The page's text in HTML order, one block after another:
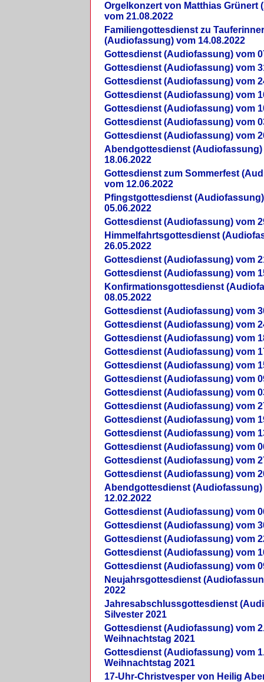
Orgelkonzert von Matthias Grünert
vom 21.08.2022
Familiengottesdienst zu
(Audiofassung) vom 14.08.2022
Gottesdienst (Audiofassung) vom
Gottesdienst (Audiofassung) vom
Gottesdienst (Audiofassung) vom
Gottesdienst (Audiofassung) vom
Gottesdienst (Audiofassung) vom
Gottesdienst (Audiofassung) vom
Gottesdienst (Audiofassung) vom
Abendgottesdienst (Audiofassung)
18.06.2022
Gottesdienst zum Sommerfest
vom 12.06.2022
Pfingstgottesdienst
05.06.2022
Gottesdienst (Audiofassung) vom
Himmelfahrtsgottesdienst
26.05.2022
Gottesdienst (Audiofassung) vom
Gottesdienst (Audiofassung) vom
Konfirmationsgottesdienst
08.05.2022
Gottesdienst (Audiofassung) vom
Gottesdienst (Audiofassung) vom
Gottesdienst (Audiofassung) vom
Gottesdienst (Audiofassung) vom
Gottesdienst (Audiofassung) vom
Gottesdienst (Audiofassung) vom
Gottesdienst (Audiofassung) vom
Gottesdienst (Audiofassung) vom
Gottesdienst (Audiofassung) vom
Gottesdienst (Audiofassung) vom
Gottesdienst (Audiofassung) vom
Gottesdienst (Audiofassung) vom
Gottesdienst (Audiofassung) vom
Abendgottesdienst (Audiofassung)
12.02.2022
Gottesdienst (Audiofassung) vom
Gottesdienst (Audiofassung) vom
Gottesdienst (Audiofassung) vom
Gottesdienst (Audiofassung) vom
Gottesdienst (Audiofassung) vom
Neujahrsgottesdienst
2022
Jahresabschlussgottesdienst
Silvester 2021
Gottesdienst (Audiofassung) vom
Weihnachtstag 2021
Gottesdienst (Audiofassung) vom
Weihnachtstag 2021
17-Uhr-Christvesper von Heilig